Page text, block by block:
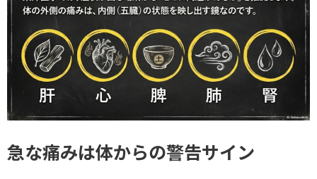
急な痛みは体からの警告サイン